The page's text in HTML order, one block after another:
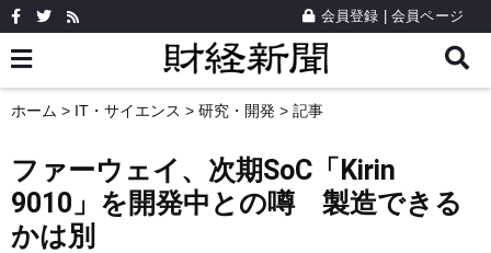
会員登録 会員ページ
ホーム > IT・サイエンス > 研究・開発 > 記事
ファーウェイ、次期SoC「Kirin
9010」を開発中との噂 製造できる
かは別